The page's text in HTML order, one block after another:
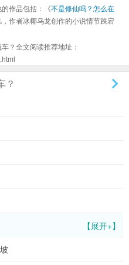
作品包括：《不是修仙吗？怎么在
作者冰椰乌龙创作的小说情节跌宕
？全文阅读推荐地址：
？
【展开+】